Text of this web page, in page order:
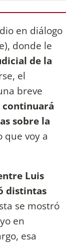
en diálogo
donde le
de la
el
breve
continuará
sobre la
que voy a
Luis
distintas
se mostró
en
esa